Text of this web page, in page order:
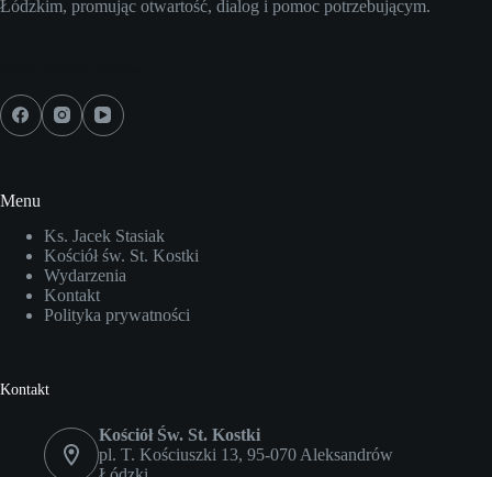
Łódzkim, promując otwartość, dialog i pomoc potrzebującym.
Menu
Ks. Jacek Stasiak
Kościół św. St. Kostki
Wydarzenia
Kontakt
Polityka prywatności
Kontakt
Kościół Św. St. Kostki
pl. T. Kościuszki 13, 95-070 Aleksandrów